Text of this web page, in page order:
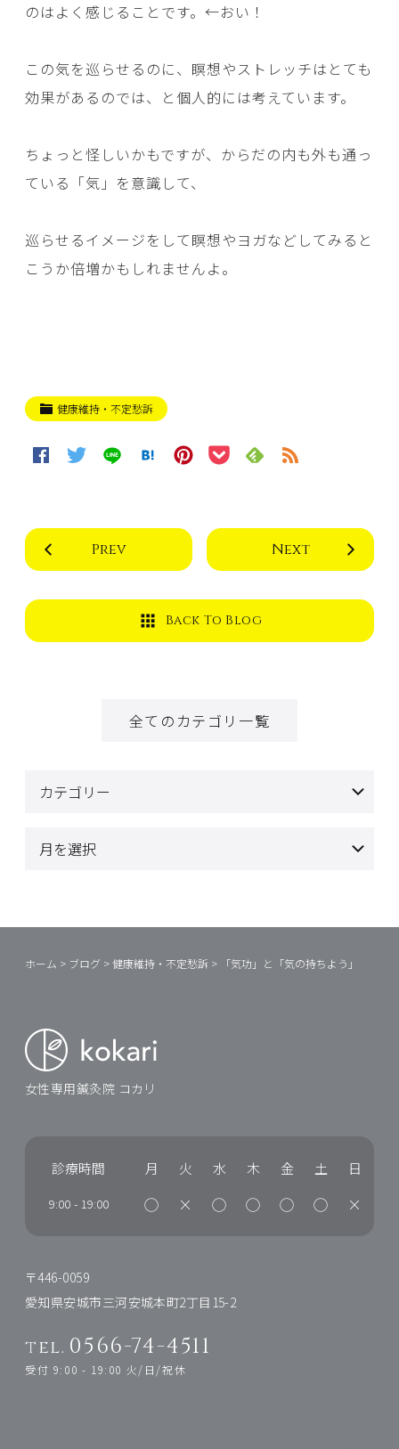
のはよく感じることです。←おい！
この気を巡らせるのに、瞑想やストレッチはとても
効果があるのでは、と個人的には考えています。
ちょっと怪しいかもですが、からだの内も外も通っ
ている「気」を意識して、
巡らせるイメージをして瞑想やヨガなどしてみると
こうか倍増かもしれませんよ。
健康維持・不定愁訴
Prev Next
Back To Blog
全てのカテゴリ一覧
ホーム > ブログ >健康維持・不定愁訴 > 「気功」と「気の持ちよう」
女性専用鍼灸院 コカリ
診療時間 月 火 水 木 金 土 日
9:00 - 19:00 ◯ × ◯ ◯ ◯ ◯ ×
〒446-0059
愛知県安城市三河安城本町2丁目15-2
tel. 0566-74-4511
受付 9:00 - 19:00 火/日/祝休